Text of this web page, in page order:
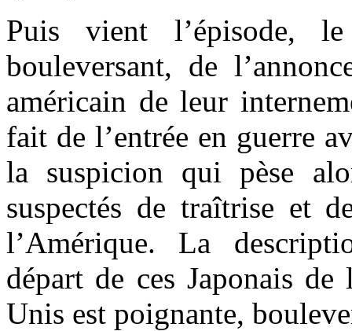
Puis vient l’épisode,
bouleversant, de
américain de leur
fait de l’entrée en guerre
la suspicion qui pèse
suspectés de traîtrise et
l’Amérique. La
départ de ces Japonais de
Unis est poignante,